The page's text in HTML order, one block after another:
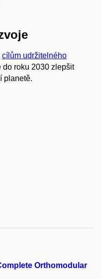
cílům udržitelného
do roku 2030 zlepšit
planetě.
Orthomodular